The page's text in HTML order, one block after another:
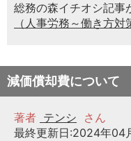
総務の森イチオシ記事
（人事労務～働き方対
減価償却費について
著者 テンシ
さん
最終更新日:2024年04